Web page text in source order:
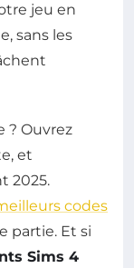
jeu en
sans les
? Ouvrez
et
2025.
codes
partie. Et si
Sims 4